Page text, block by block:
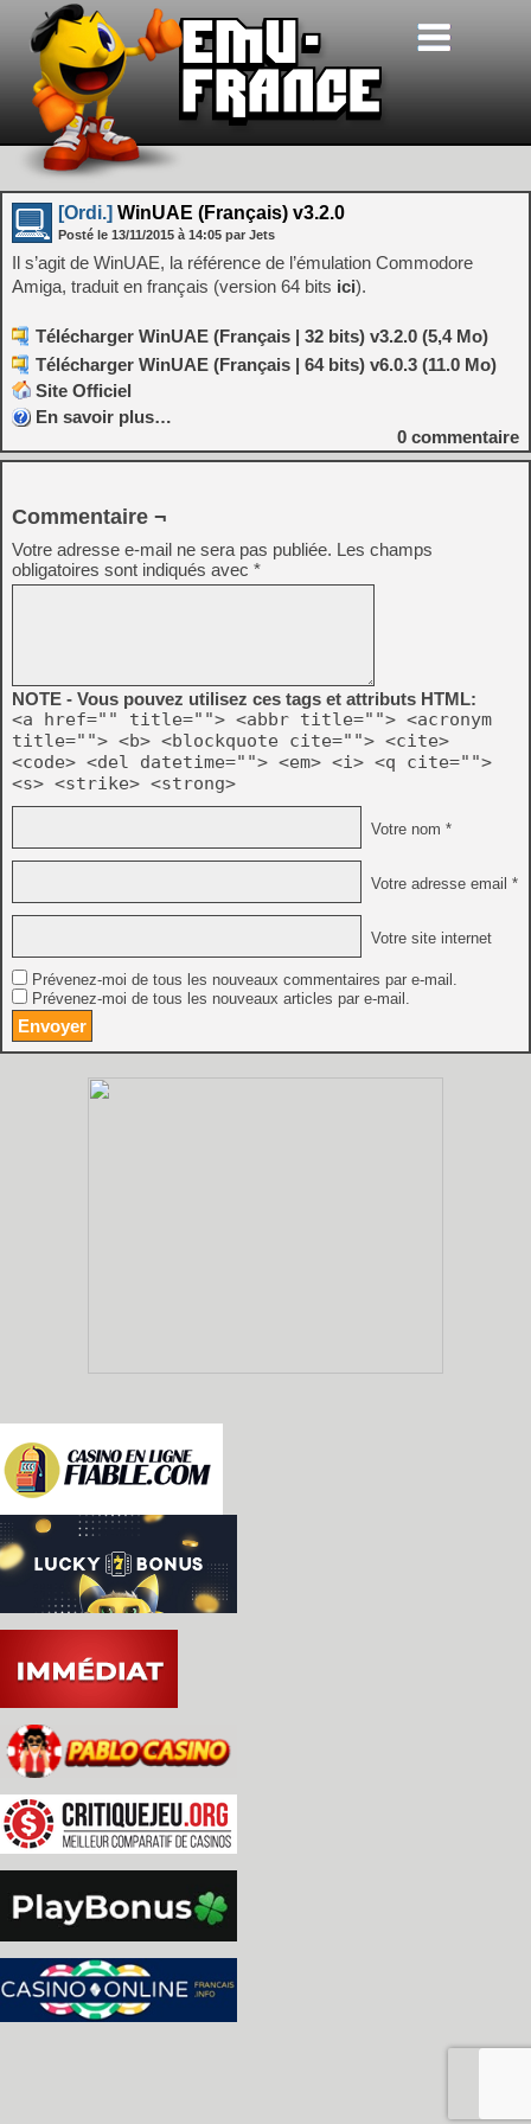
[Ordi.] WinUAE (Français) v3.2.0
Posté le 13/11/2015 à 14:05 par Jets
Il s’agit de WinUAE, la référence de l’émulation Commodore
Amiga, traduit en français (version 64 bits ici).
Télécharger WinUAE (Français | 32 bits) v3.2.0 (5,4 Mo)
Télécharger WinUAE (Français | 64 bits) v6.0.3 (11.0 Mo)
Site Officiel
En savoir plus…
0 commentaire
Commentaire ¬
Votre adresse e-mail ne sera pas publiée. Les champs
obligatoires sont indiqués avec *
NOTE - Vous pouvez utilisez ces tags et attributs HTML:
<a href="" title=""> <abbr title=""> <acronym
title=""> <b> <blockquote cite=""> <cite>
<code> <del datetime=""> <em> <i> <q cite="">
<s> <strike> <strong>
Votre nom *
Votre adresse email *
Votre site internet
Prévenez-moi de tous les nouveaux commentaires par e-mail.
Prévenez-moi de tous les nouveaux articles par e-mail.